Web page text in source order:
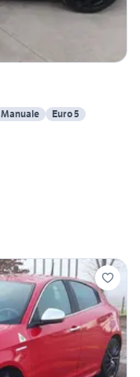
Manuale Euro 5